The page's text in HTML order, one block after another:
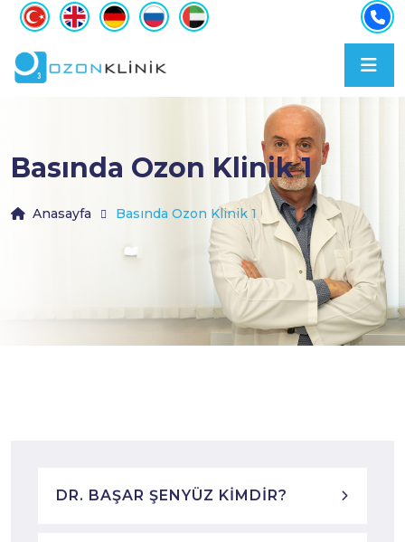
Basında Ozon Klinik 1
Anasayfa Basında Ozon Klinik 1
DR. BAŞAR ŞENYÜZ KIMDIR?